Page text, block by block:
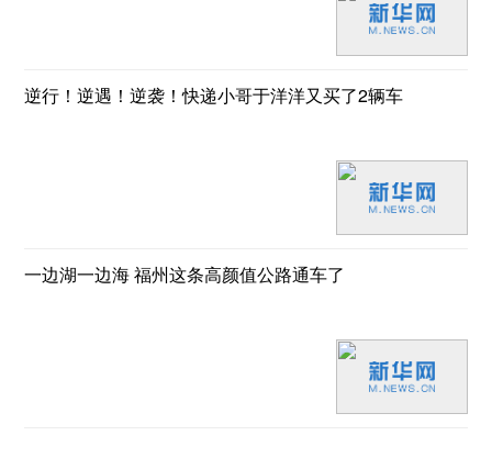
逆行！逆遇！逆袭！快递小哥于洋洋又买了2辆车
一边湖一边海 福州这条高颜值公路通车了